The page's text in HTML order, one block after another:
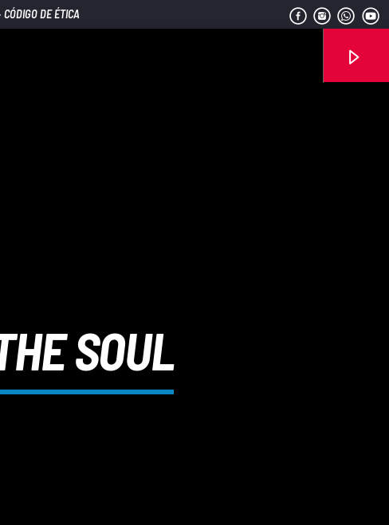
CÓDIGO DE ÉTICA
SOUL